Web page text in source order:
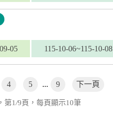
05 115-10-06~115-10-08
4 5 ... 9 下一頁
第1/9頁，每頁顯示10筆